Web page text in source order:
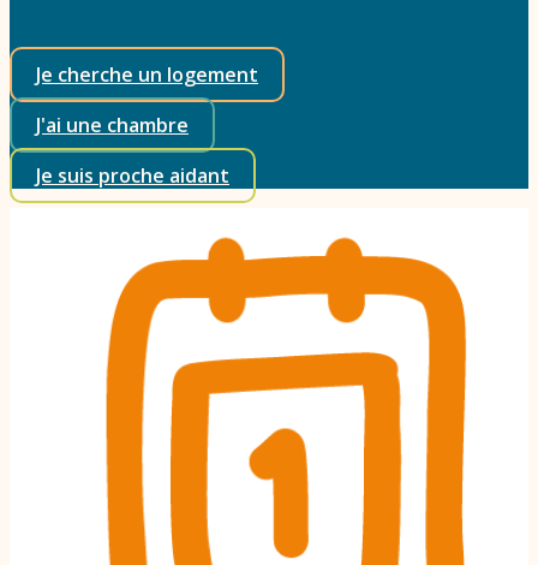
Je cherche un logement
J'ai une chambre
Je suis proche aidant